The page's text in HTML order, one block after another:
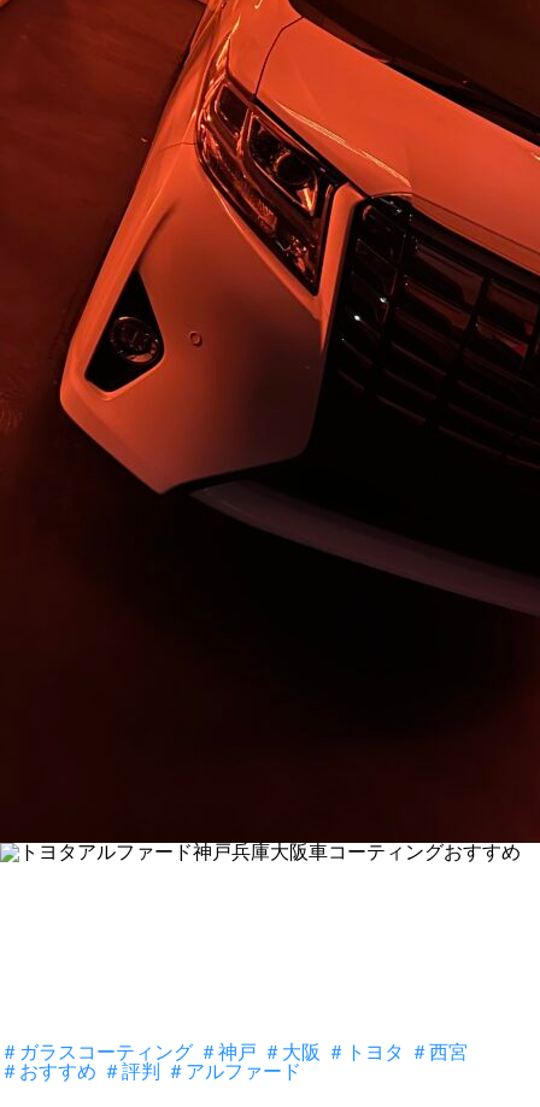
＃ガラスコーティング ＃神戸 ＃大阪 ＃トヨタ ＃西宮
＃おすすめ ＃評判 ＃アルファード